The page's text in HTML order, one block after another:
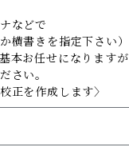
などで
横書きを指定下さい）
本お任せになりますが
さい。
正を作成します〉